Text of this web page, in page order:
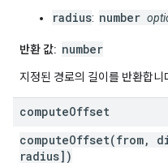
radius: number
반환 값: number
지정된 경로의 길이를 반환합니
computeOffset
computeOffset(from,
radius])